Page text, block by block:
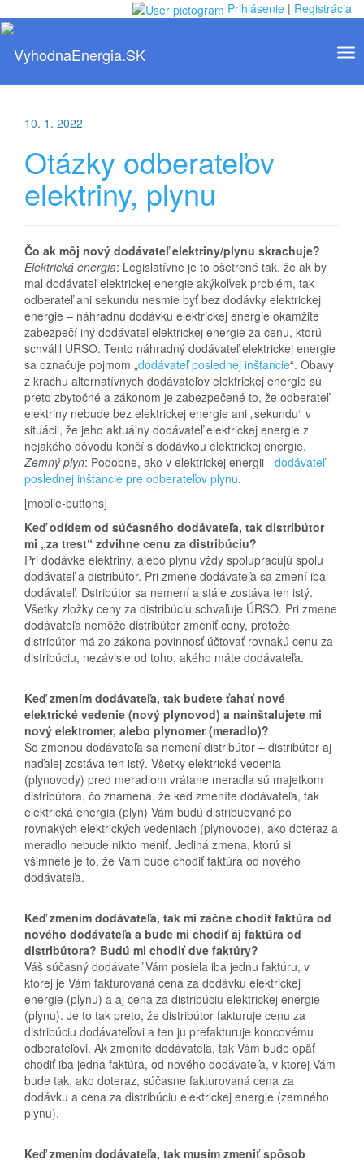
Prihlásenie | Registrácia
Toggle
10. 1. 2022
Otázky odberateľov
elektriny, plynu
Čo ak môj nový dodávateľ elektriny/plynu skrachuje?
Elektrická energia: Legislatívne je to ošetrené tak, že ak by
mal dodávateľ elektrickej energie akýkoľvek problém, tak
odberateľ ani sekundu nesmie byť bez dodávky elektrickej
energie – náhradnú dodávku elektrickej energie okamžite
zabezpečí iný dodávateľ elektrickej energie za cenu, ktorú
schválil URSO. Tento náhradný dodávateľ elektrickej energie
sa označuje pojmom „dodávateľ poslednej inštancie“. Obavy
z krachu alternatívnych dodávateľov elektrickej energie sú
preto zbytočné a zákonom je zabezpečené to, že odberateľ
elektriny nebude bez elektrickej energie ani „sekundu“ v
situácii, že jeho aktuálny dodávateľ elektrickej energie z
nejakého dôvodu končí s dodávkou elektrickej energie.
Zemný plyn: Podobne, ako v elektrickej energii - dodávateľ
poslednej inštancie pre odberateľov plynu.
[mobile-buttons]
Keď odídem od súčasného dodávateľa, tak distribútor
mi „za trest“ zdvihne cenu za distribúciu?
Pri dodávke elektriny, alebo plynu vždy spolupracujú spolu
dodávateľ a distribútor. Pri zmene dodávateľa sa zmení iba
dodávateľ. Dstribútor sa nemení a stále zostáva ten istý.
Všetky zložky ceny za distribúciu schvaľuje ÚRSO. Pri zmene
dodávateľa nemôže distribútor zmeniť ceny, pretože
distribútor má zo zákona povinnosť účtovať rovnakú cenu za
distribúciu, nezávisle od toho, akého máte dodávateľa.
Keď zmením dodávateľa, tak budete ťahať nové
elektrické vedenie (nový plynovod) a nainštalujete mi
nový elektromer, alebo plynomer (meradlo)?
So zmenou dodávateľa sa nemení distribútor – distribútor aj
naďalej zostáva ten istý. Všetky elektrické vedenia
(plynovody) pred meradlom vrátane meradla sú majetkom
distribútora, čo znamená, že keď zmeníte dodávateľa, tak
elektrická energia (plyn) Vám budú distribuované po
rovnakých elektrických vedeniach (plynovode), ako doteraz a
meradlo nebude nikto meniť. Jediná zmena, ktorú si
všimnete je to, že Vám bude chodiť faktúra od nového
dodávateľa.
Keď zmením dodávateľa, tak mi začne chodiť faktúra od
nového dodávateľa a bude mi chodiť aj faktúra od
distribútora? Budú mi chodiť dve faktúry?
Váš súčasný dodávateľ Vám posiela iba jednu faktúru, v
ktorej je Vám fakturovaná cena za dodávku elektrickej
energie (plynu) a aj cena za distribúciu elektrickej energie
(plynu). Je to tak preto, že distribútor fakturuje cenu za
distribúciu dodávateľovi a ten ju prefakturuje koncovému
odberateľovi. Ak zmeníte dodávateľa, tak Vám bude opäť
chodiť iba jedna faktúra, od nového dodávateľa, v ktorej Vám
bude tak, ako doteraz, súčasne fakturovaná cena za
dodávku a cena za distribúciu elektrickej energie (zemného
plynu).
Keď zmením dodávateľa, tak musím zmeniť spôsob